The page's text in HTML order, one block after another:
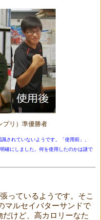
プリ）準優勝者
されていないようです。「使用前」、
確にしました。何を使用したのかは謎で
っているようです。そこ
マルセイバターサンドで
けど、高カロリーなた